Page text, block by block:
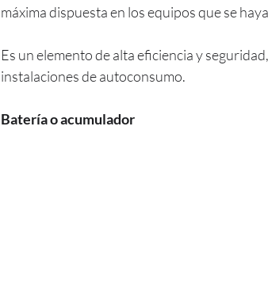
máxima dispuesta en los equipos que se
Es un elemento de alta eficiencia y
instalaciones de autoconsumo.
Batería o acumulador